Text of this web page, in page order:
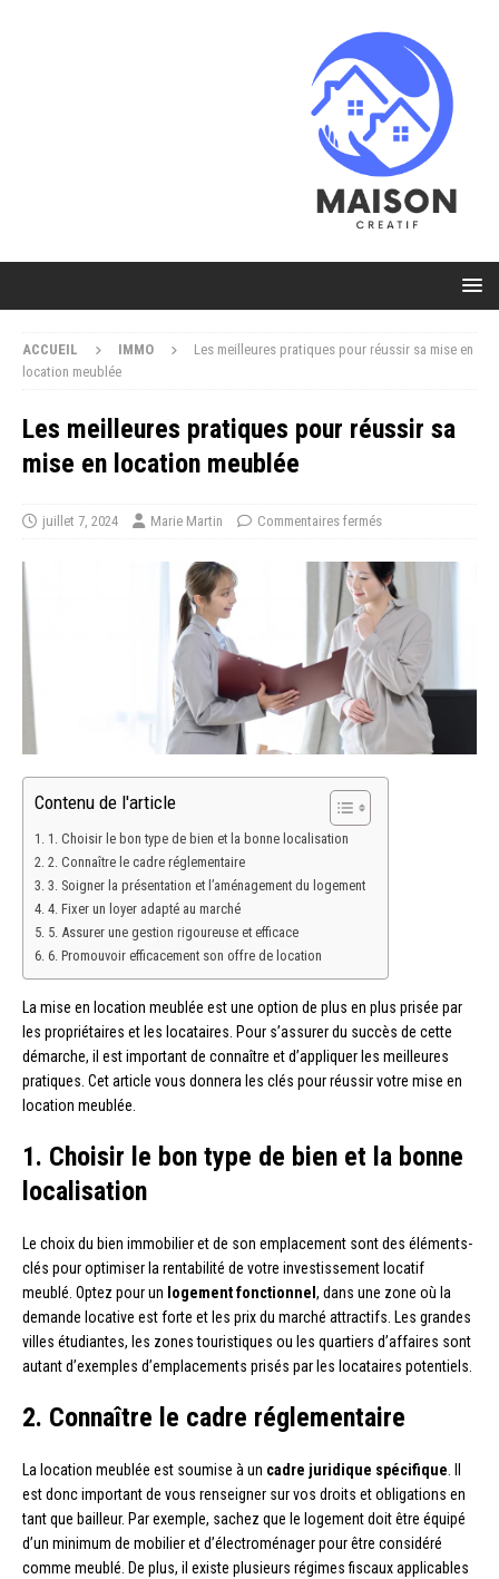
ACCUEIL IMMO
Les meilleures pratiques pour réussir sa mise en
location meublée
Les meilleures pratiques pour réussir sa
mise en location meublée
juillet 7, 2024 Marie Martin Commentaires fermés
Contenu de l'article
1. Choisir le bon type de bien et la bonne localisation
2. Connaître le cadre réglementaire
3. Soigner la présentation et l’aménagement du logement
4. Fixer un loyer adapté au marché
5. Assurer une gestion rigoureuse et efficace
6. Promouvoir efficacement son offre de location
La mise en location meublée est une option de plus en plus prisée par
les propriétaires et les locataires. Pour s’assurer du succès de cette
démarche, il est important de connaître et d’appliquer les meilleures
pratiques. Cet article vous donnera les clés pour réussir votre mise en
location meublée.
1. Choisir le bon type de bien et la bonne
localisation
Le choix du bien immobilier et de son emplacement sont des éléments-
clés pour optimiser la rentabilité de votre investissement locatif
meublé. Optez pour un logement fonctionnel , dans une zone où la
demande locative est forte et les prix du marché attractifs. Les grandes
villes étudiantes, les zones touristiques ou les quartiers d’affaires sont
autant d’exemples d’emplacements prisés par les locataires potentiels.
2. Connaître le cadre réglementaire
La location meublée est soumise à un cadre juridique spécifique
est donc important de vous renseigner sur vos droits et obligations en
tant que bailleur. Par exemple, sachez que le logement doit être équipé
d’un minimum de mobilier et d’électroménager pour être considéré
comme meublé. De plus, il existe plusieurs régimes fiscaux applicables